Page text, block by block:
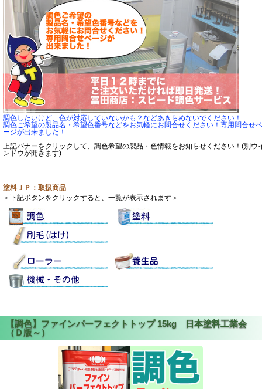
調色したいけど、色が対応していないかも？などあきらめないでください！
調色ご希望の製品名・希望色番号などをお気軽にお問合せください！専用問合せペ
ージが出来ました！
上記バナーをクリックして、調色希望の製品・色情報をお知らせください！(別ウ
ンドウが開きます)
塗料ＪＰ：取扱商品
＜下記ボタンをクリックすると、一覧が表示されます＞